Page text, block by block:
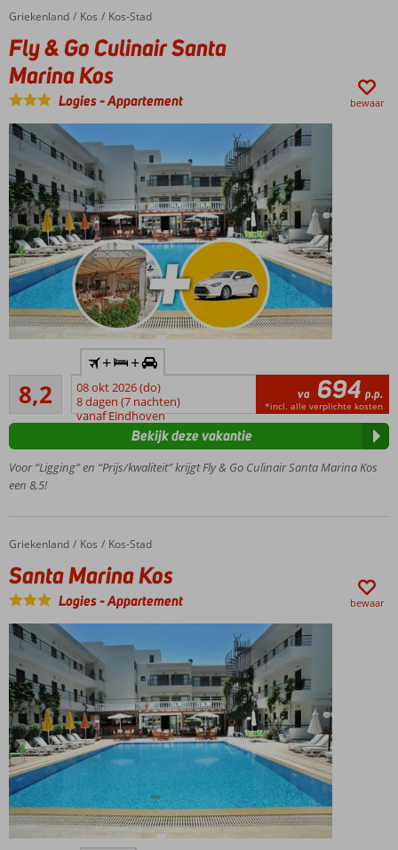
bij
Beach
Mooie studio's
en
appartementen
Home
Griekenland Kos Kos-Stad
Fly & Go Culinair Santa Marina Kos
Fly & Go Culinair Santa
Marina Kos
Logies-Appartement bewaar
1x diner +
drankje bij
Baltic
Beach
Restaurant
drankje bij
Ali
Restaurant
1x diner +
Giameze
Restaurant
Incl.
huurauto
cat. B
Vlakbij
Stad
en het
strand
Nette
appartementen
Vriendelijk
personeel
8,2
Zeer goed
81
beoordelingen
+ +
08 okt 2026 (do)
8 dagen (7 nachten)
vanaf Eindhoven
va 694 p.p.
*incl. alle verplichte kosten
Voor “Ligging” en “Prijs/kwaliteit” krijgt Fly & Go Culinair Santa Marina Kos
een 8,5!
Bekijk deze vakantie
Home
Griekenland Kos Kos-Stad
Santa Marina Kos
Santa Marina Kos
Logies-Appartement bewaar